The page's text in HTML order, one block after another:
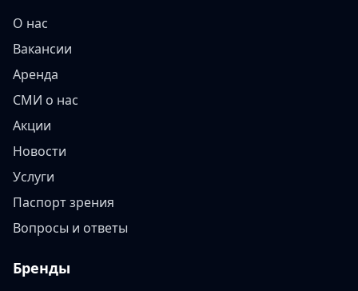
О нас
Вакансии
Аренда
СМИ о нас
Акции
Новости
Услуги
Паспорт зрения
Вопросы и ответы
Бренды